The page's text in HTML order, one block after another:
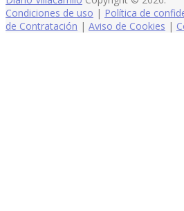
Condiciones de uso | Política de
de Contratación | Aviso de Cookies |